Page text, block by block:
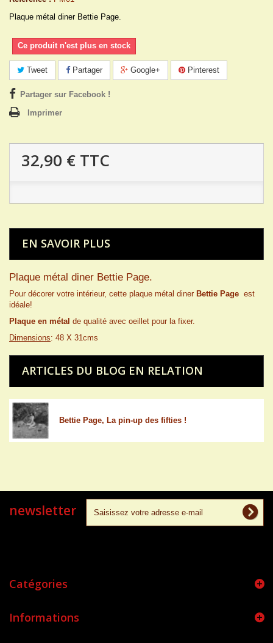
Plaque métal diner Bettie Page.
Ce produit n'est plus en stock
Tweet Partager Google+ Pinterest
Partager sur Facebook !
Imprimer
32,90 € TTC
EN SAVOIR PLUS
Plaque métal diner Bettie Page.
Pour décorer votre intérieur, cette plaque métal diner Bettie Page est
idéale!
Plaque en métal de qualité avec oeillet pour la fixer.
Dimensions: 48 X 31cms
ARTICLES DU BLOG EN RELATION
Bettie Page, La pin-up des fifties !
newsletter
Catégories
Informations